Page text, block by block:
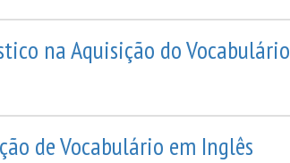
na Aquisição do Vocabulário
de Vocabulário em Inglês